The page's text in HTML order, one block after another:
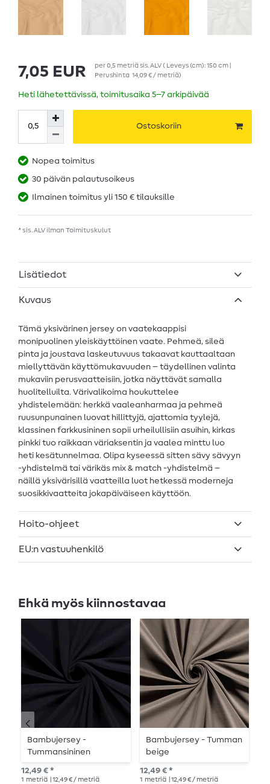
7,05 EUR per0,5 metriäsis. ALV( Leveys (cm): 150 cm |
Perushinta 14,09 € / metriä)
Heti lähetettävissä, toimitusaika 5–7 arkipäivää
Ostoskoriin
Nopea toimitus
30 päivän palautusoikeus
Ilmainen toimitus yli 150 € tilauksille
* sis. ALV ilman Toimituskulut
Lisätiedot
Kuvaus
Tämä yksivärinen jersey on vaatekaappisi
monipuolinen yleiskäyttöinen vaate. Pehmeä, sileä
pinta ja joustava laskeutuvuus takaavat kauttaaltaan
miellyttävän käyttömukavuuden – täydellinen valinta
mukaviin perusvaatteisiin, jotka näyttävät samalla
huolitelluilta. Värivalikoima houkuttelee
yhdistelemään: herkkä vaaleanharmaa ja pehmeä
ruusunpunainen luovat hillittyjä, ajattomia tyylejä,
klassinen farkkusininen sopii urheilullisiin asuihin, kirkas
pinkki tuo raikkaan väriaksentin ja vaalea minttu luo
heti kesätunnelmaa. Olipa kyseessä sitten sävy sävyyn
-yhdistelmä tai värikäs mix & match -yhdistelmä –
näillä yksivärisillä vaatteilla luot hetkessä moderneja
suosikkivaatteita jokapäiväiseen käyttöön.
Hoito-ohjeet
EU:n vastuuhenkilö
Ehkä myös kiinnostavaa
Bambujersey -
Tummansininen
12,49 € *
1 metriä | 12,49 € / metriä
Bambujersey - Tumman
beige
12,49 € *
1 metriä | 12,49 € / metriä